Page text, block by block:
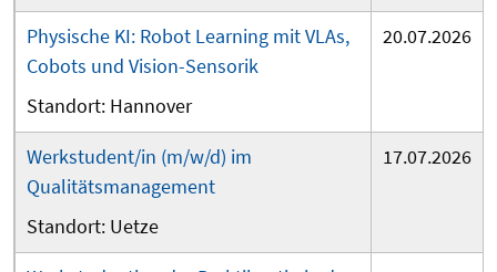
Physische KI: Robot Learning mit VLAs,
Cobots und Vision-Sensorik
Hannover
20.07.2026
Werkstudent/in (m/w/d) im
Qualitätsmanagement
Uetze
17.07.2026